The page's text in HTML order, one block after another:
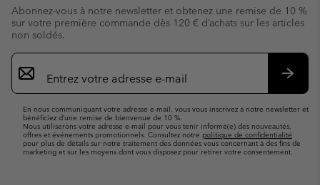
Abonnez-vous à notre newsletter et obtenez une remise de 10 %
sur votre première commande dès 120 € d’achats sur les articles
non soldés.
Inscription
par
e-
En nous communiquant votre adresse e-mail, vous vous inscrivez à notre newsletter et
bénéficiez d’une remise de bienvenue de 10 %.
Nous utiliserons votre adresse e-mail pour vous tenir informé(e) des nouveautés,
offres et événements promotionnels. Consultez notre politique de confidentialité
pour plus de détails sur notre traitement des données vous concernant à des fins de
marketing et sur les moyens dont vous disposez pour retirer votre consentement.